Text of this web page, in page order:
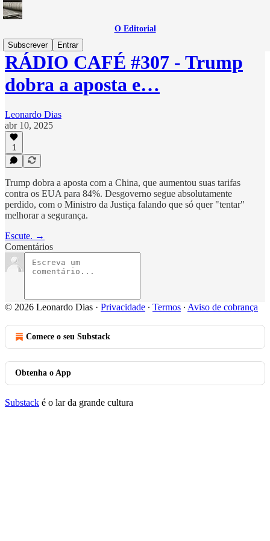
O Editorial
Subscrever
Entrar
RÁDIO CAFÉ #307 - Trump
dobra a aposta e…
Leonardo Dias
abr 10, 2025
1
Trump dobra a aposta com a China, que aumentou suas tarifas
contra os EUA para 84%. Desgoverno segue absolutamente
perdido, com o Ministro da Justiça falando que só quer "tentar"
melhorar a segurança.
Escute. →
Comentários
© 2026 Leonardo Dias · Privacidade ∙ Termos ∙ Aviso de cobrança
Comece o seu Substack
Obtenha o App
Substack é o lar da grande cultura